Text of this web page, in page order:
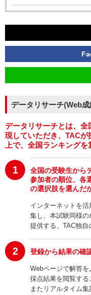
データリサーチ(Web
データリサーチとは、
現していただき、TAC
上で、全国ランキング
1
全国の受験生から
参加者の順位、各
の選択肢を選んだ
インターネットを
集し、本試験同様
提供する、TAC独自
2 登録から結果の確
Webページで解答
採点結果を閲覧する
またリアルタイム集